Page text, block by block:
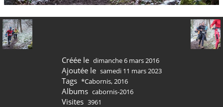
Créée le dimanche 6 mars 2016
Ajoutée le samedi 11 mars 2023
Tags *Cabornis,2016
Albums cabornis-2016
Visites 3961